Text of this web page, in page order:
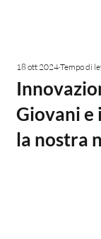
Giovani
la nostra
18 ott 2024Tempo di